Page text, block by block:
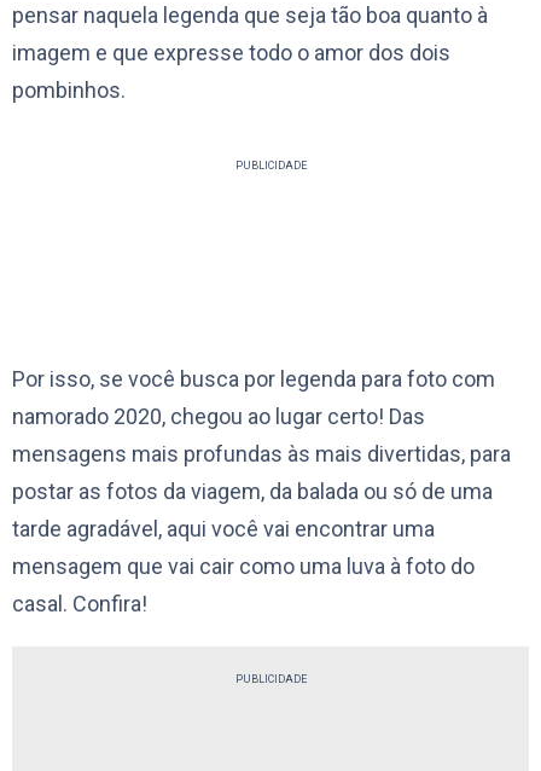
pensar naquela legenda que seja tão boa quanto à
imagem e que expresse todo o amor dos dois
pombinhos.
PUBLICIDADE
Por isso, se você busca por legenda para foto com
namorado 2020, chegou ao lugar certo! Das
mensagens mais profundas às mais divertidas, para
postar as fotos da viagem, da balada ou só de uma
tarde agradável, aqui você vai encontrar uma
mensagem que vai cair como uma luva à foto do
casal. Confira!
PUBLICIDADE